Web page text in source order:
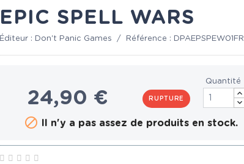
EPIC SPELL WARS
Éditeur : Don't Panic Games / Référence : DPAEPSPEW01FR
24,90 € RUPTURE
Quantité
 Il n'y a pas assez de produits en stock.